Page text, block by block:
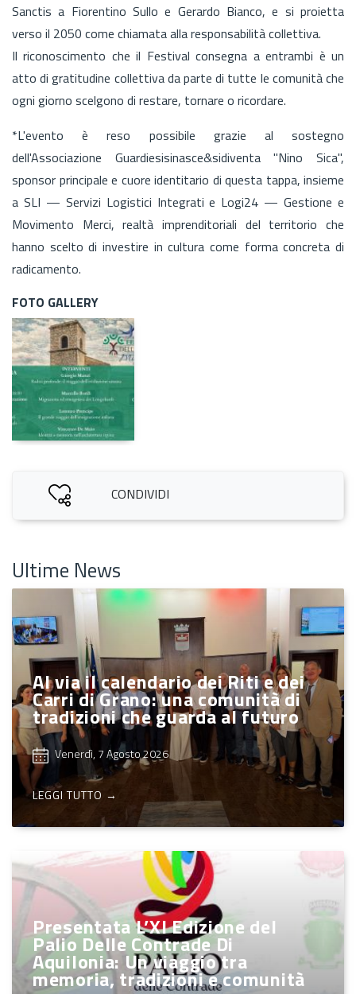
Sanctis a Fiorentino Sullo e Gerardo Bianco, e si proietta
verso il 2050 come chiamata alla responsabilità collettiva.
Il riconoscimento che il Festival consegna a entrambi è un
atto di gratitudine collettiva da parte di tutte le comunità che
ogni giorno scelgono di restare, tornare o ricordare.
*L'evento è reso possibile grazie al sostegno
dell'Associazione Guardiesisinasce&sidiventa "Nino Sica",
sponsor principale e cuore identitario di questa tappa, insieme
a SLI — Servizi Logistici Integrati e Logi24 — Gestione e
Movimento Merci, realtà imprenditoriali del territorio che
hanno scelto di investire in cultura come forma concreta di
radicamento.
FOTO GALLERY
CONDIVIDI
Ultime News
Al via il calendario dei Riti e dei
Carri di Grano: una comunità di
tradizioni che guarda al futuro
Venerdì, 7 Agosto 2026
LEGGI TUTTO →
Presentata L’XI Edizione del
Palio Delle Contrade Di
Aquilonia: Un viaggio tra
memoria, tradizioni e comunità